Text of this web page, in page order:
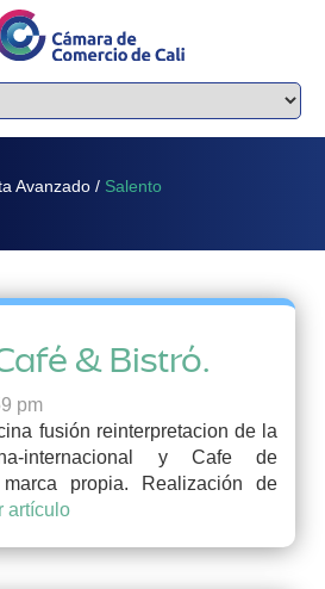
Avanzado / Salento
& Bistró.
pm
fusión reinterpretacion de la
internacional y Cafe de
propia. Realización de
artículo